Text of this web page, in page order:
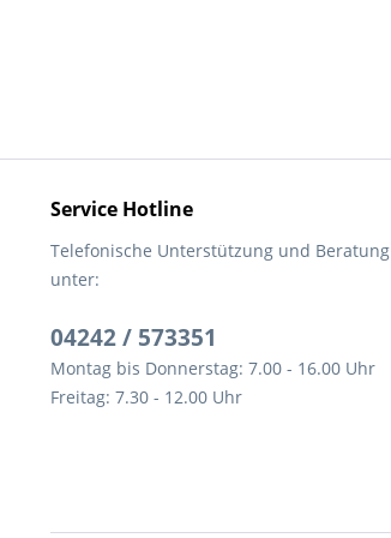
Service Hotline
Telefonische Unterstützung und Beratung
unter:
04242 / 573351
Montag bis Donnerstag: 7.00 - 16.00 Uhr
Freitag: 7.30 - 12.00 Uhr